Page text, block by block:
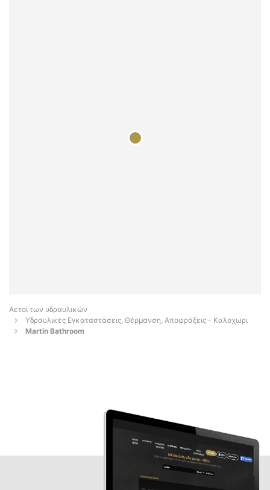
Αετοί των υδραυλικών
Υδραυλικές Εγκαταστάσεις, Θέρμανση, Αποφράξεις - Καλοχωρι
Martin Bathroom